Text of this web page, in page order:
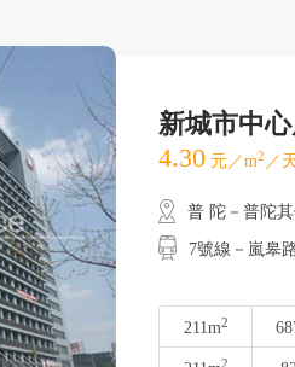
新城市中
4.30 元／m2 ／
普 陀－普陀
7號線－嵐皋
211m2
2